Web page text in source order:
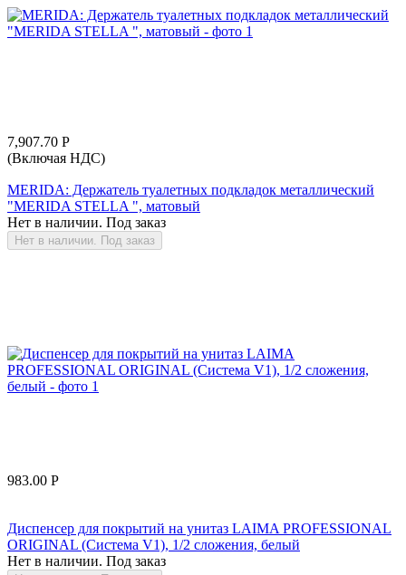
7,907.70 Р
(Включая НДС)
MERIDA: Держатель туалетных подкладок металлический
"MERIDA STELLA ", матовый
Нет в наличии. Под заказ
Нет в наличии. Под заказ
983.00 Р
Диспенсер для покрытий на унитаз LAIMA PROFESSIONAL
ORIGINAL (Система V1), 1/2 сложения, белый
Нет в наличии. Под заказ